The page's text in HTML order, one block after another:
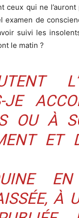
ceux qui ne
de
suivi les
le matin ?
OU À
ET
À